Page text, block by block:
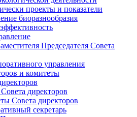
проекты и показатели
биоразнообразия
Председателя Совета
управления
и комитеты
директоров
Совета директоров
секретарь